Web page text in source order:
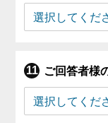
ご回答者様